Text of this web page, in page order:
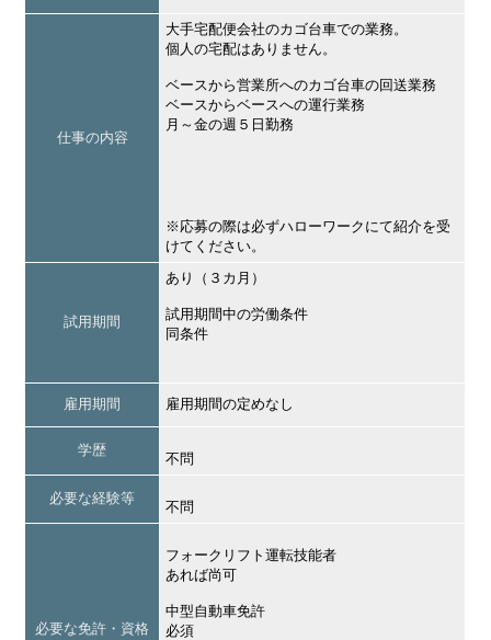
仕事の内容
大手宅配便会社のカゴ台車での業務。
個人の宅配はありません。
ベースから営業所へのカゴ台車の回送業務
ベースからベースへの運行業務
月～金の週５日勤務
※応募の際は必ずハローワークにて紹介を受
けてください。
試用期間
あり（３カ月）
試用期間中の労働条件
同条件
雇用期間 雇用期間の定めなし
学歴
不問
必要な経験等
不問
必要な免許・資格
フォークリフト運転技能者
あれば尚可
中型自動車免許
必須